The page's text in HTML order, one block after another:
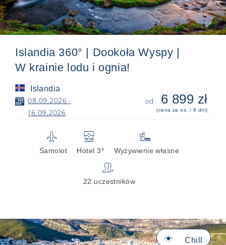
Islandia 360° | Dookoła Wyspy |
W krainie lodu i ognia!
Islandia
📅 08.09.2026 -
16.09.2026
od 6 899 zł
(cena za os. / 9 dni)
✈
Samolot
🏨
Hotel 3*

Wyżywienie własne
👥
22 uczestników
Chill
🔆